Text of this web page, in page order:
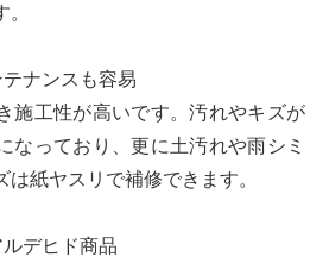
ナンスも容易
施工性が高いです。汚れやキズが
なっており、更に土汚れや雨シミ
は紙ヤスリで補修できます。
デヒド商品